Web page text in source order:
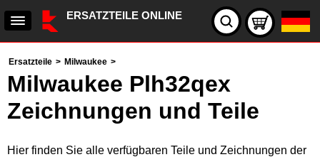
ERSATZTEILE ONLINE
Ersatzteile > Milwaukee >
Milwaukee Plh32qex
Zeichnungen und Teile
Hier finden Sie alle verfügbaren Teile und Zeichnungen der